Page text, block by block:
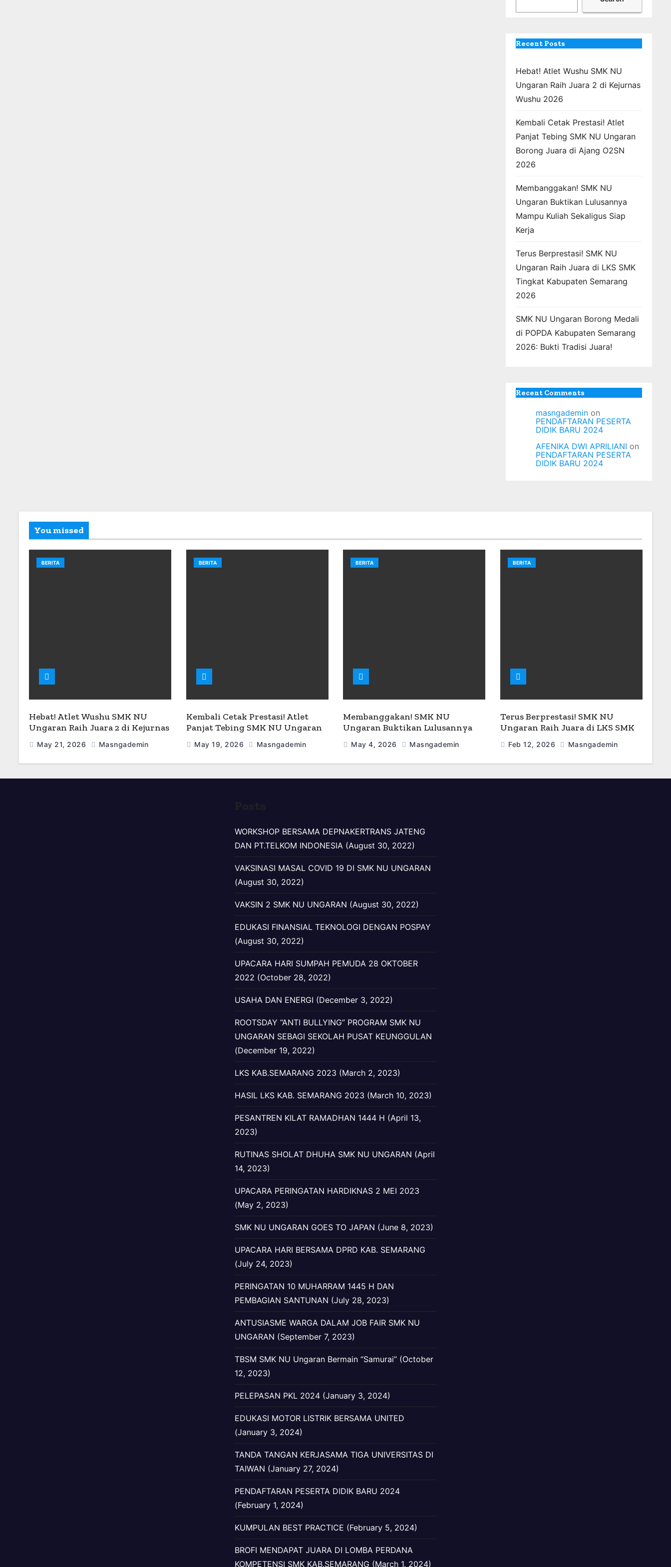
Recent Posts
Hebat! Atlet Wushu SMK NU
Ungaran Raih Juara 2 di Kejurnas
Wushu 2026
Kembali Cetak Prestasi! Atlet
Panjat Tebing SMK NU Ungaran
Borong Juara di Ajang O2SN
2026
Membanggakan! SMK NU
Ungaran Buktikan Lulusannya
Mampu Kuliah Sekaligus Siap
Kerja
Terus Berprestasi! SMK NU
Ungaran Raih Juara di LKS SMK
Tingkat Kabupaten Semarang
2026
SMK NU Ungaran Borong Medali
di POPDA Kabupaten Semarang
2026: Bukti Tradisi Juara!
Recent Comments
masngademin on
PENDAFTARAN PESERTA
DIDIK BARU 2024
AFENIKA DWI APRILIANI on
PENDAFTARAN PESERTA
DIDIK BARU 2024
You missed
BERITA
Hebat! Atlet Wushu SMK NU
Ungaran Raih Juara 2 di Kejurnas
May 21, 2026 Masngademin
BERITA
Kembali Cetak Prestasi! Atlet
Panjat Tebing SMK NU Ungaran
May 19, 2026 Masngademin
BERITA
Membanggakan! SMK NU
Ungaran Buktikan Lulusannya
Kerja
May 4, 2026 Masngademin
BERITA
Terus Berprestasi! SMK NU
Ungaran Raih Juara di LKS SMK
2026
Feb 12, 2026 Masngademin
WORKSHOP BERSAMA DEPNAKERTRANS JATENG
DAN PT.TELKOM INDONESIA (August 30, 2022)
VAKSINASI MASAL COVID 19 DI SMK NU UNGARAN
(August 30, 2022)
VAKSIN 2 SMK NU UNGARAN (August 30, 2022)
EDUKASI FINANSIAL TEKNOLOGI DENGAN POSPAY
(August 30, 2022)
UPACARA HARI SUMPAH PEMUDA 28 OKTOBER
2022 (October 28, 2022)
USAHA DAN ENERGI (December 3, 2022)
ROOTSDAY “ANTI BULLYING” PROGRAM SMK NU
UNGARAN SEBAGI SEKOLAH PUSAT KEUNGGULAN
(December 19, 2022)
LKS KAB.SEMARANG 2023 (March 2, 2023)
HASIL LKS KAB. SEMARANG 2023 (March 10, 2023)
PESANTREN KILAT RAMADHAN 1444 H (April 13,
2023)
RUTINAS SHOLAT DHUHA SMK NU UNGARAN (April
14, 2023)
UPACARA PERINGATAN HARDIKNAS 2 MEI 2023
(May 2, 2023)
SMK NU UNGARAN GOES TO JAPAN (June 8, 2023)
UPACARA HARI BERSAMA DPRD KAB. SEMARANG
(July 24, 2023)
PERINGATAN 10 MUHARRAM 1445 H DAN
PEMBAGIAN SANTUNAN (July 28, 2023)
ANTUSIASME WARGA DALAM JOB FAIR SMK NU
UNGARAN (September 7, 2023)
TBSM SMK NU Ungaran Bermain “Samurai” (October
12, 2023)
PELEPASAN PKL 2024 (January 3, 2024)
EDUKASI MOTOR LISTRIK BERSAMA UNITED
(January 3, 2024)
TANDA TANGAN KERJASAMA TIGA UNIVERSITAS DI
TAIWAN (January 27, 2024)
PENDAFTARAN PESERTA DIDIK BARU 2024
(February 1, 2024)
KUMPULAN BEST PRACTICE (February 5, 2024)
BROFI MENDAPAT JUARA DI LOMBA PERDANA
KOMPETENSI SMK KAB.SEMARANG (March 1, 2024)